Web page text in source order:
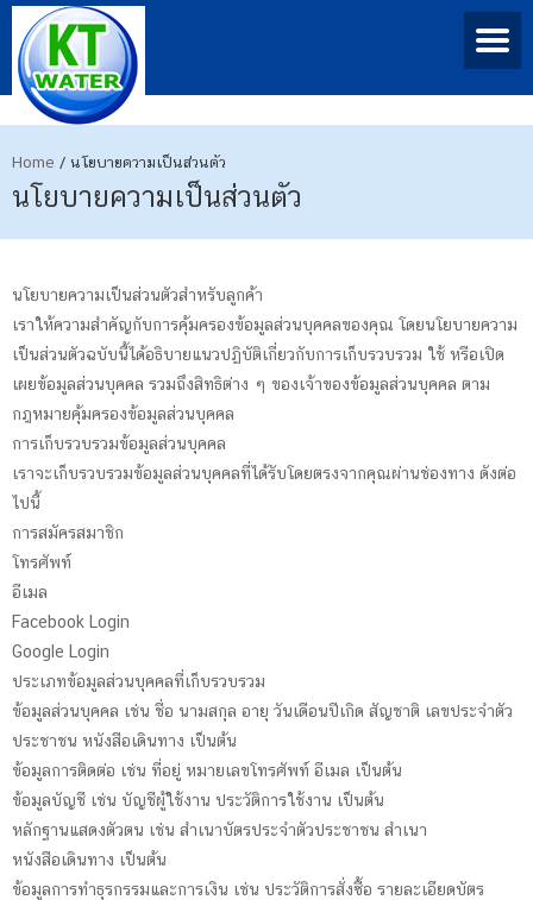
Home / นโยบายความเป็นส่วนตัว
นโยบายความเป็นส่วนตัว
นโยบายความเป็นส่วนตัวสำหรับลูกค้า
เราให้ความสำคัญกับการคุ้มครองข้อมูลส่วนบุคคลของคุณ โดยนโยบายความ
เป็นส่วนตัวฉบับนี้ได้อธิบายแนวปฏิบัติเกี่ยวกับการเก็บรวบรวม ใช้ หรือเปิด
เผยข้อมูลส่วนบุคคล รวมถึงสิทธิต่าง ๆ ของเจ้าของข้อมูลส่วนบุคคล ตาม
กฎหมายคุ้มครองข้อมูลส่วนบุคคล
การเก็บรวบรวมข้อมูลส่วนบุคคล
เราจะเก็บรวบรวมข้อมูลส่วนบุคคลที่ได้รับโดยตรงจากคุณผ่านช่องทาง ดังต่อ
ไปนี้
การสมัครสมาชิก
โทรศัพท์
อีเมล
Facebook Login
Google Login
ประเภทข้อมูลส่วนบุคคลที่เก็บรวบรวม
ข้อมูลส่วนบุคคล เช่น ชื่อ นามสกุล อายุ วันเดือนปีเกิด สัญชาติ เลขประจำตัว
ประชาชน หนังสือเดินทาง เป็นต้น
ข้อมูลการติดต่อ เช่น ที่อยู่ หมายเลขโทรศัพท์ อีเมล เป็นต้น
ข้อมูลบัญชี เช่น บัญชีผู้ใช้งาน ประวัติการใช้งาน เป็นต้น
หลักฐานแสดงตัวตน เช่น สำเนาบัตรประจำตัวประชาชน สำเนา
หนังสือเดินทาง เป็นต้น
ข้อมูลการทำธุรกรรมและการเงิน เช่น ประวัติการสั่งซื้อ รายละเอียดบัตร